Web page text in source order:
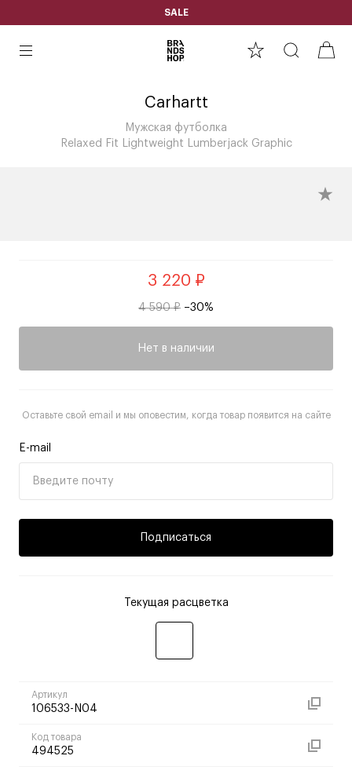
SALE
Carhartt
Мужская футболка
Relaxed Fit Lightweight Lumberjack Graphic
3 220 ₽
4 590 ₽ –30%
Нет в наличии
Оставьте свой email и мы оповестим, когда товар появится на сайте
E-mail
Подписаться
Текущая расцветка
Артикул
106533-N04
Код товара
494525